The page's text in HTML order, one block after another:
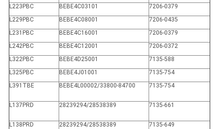
L223PBC
BEBE4C03101
7206-0379
L229PBC
BEBE4C08001
7206-0435
L231PBC
BEBE4C16001
7206-0379
L242PBC
BEBE4C12001
7206-0372
L322PBC
BEBE4D25001
7135-588
L325PBC
BEBE4J01001
7135-754
L391TBE
BEBE4L00002/33800-84700 7135-754
L137PRD 28239294/28538389 7135-661
L138PRD 28239294/28538389
7135-649